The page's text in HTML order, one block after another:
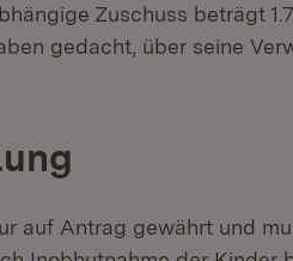
Zuschuss beträgt
gedacht, über seine
auf Antrag gewährt und